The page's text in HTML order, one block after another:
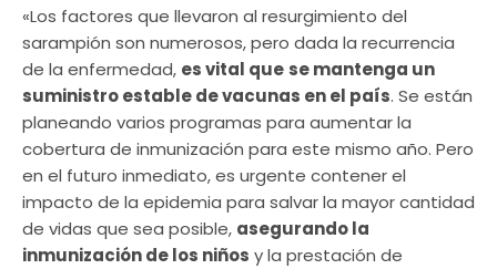
«Los factores que llevaron al resurgimiento del
sarampión son numerosos, pero dada la recurrencia
de la enfermedad, es vital que se mantenga un
suministro estable de vacunas en el país. Se están
planeando varios programas para aumentar la
cobertura de inmunización para este mismo año. Pero
en el futuro inmediato, es urgente contener el
impacto de la epidemia para salvar la mayor cantidad
de vidas que sea posible, asegurando la
inmunización de los niños y la prestación de